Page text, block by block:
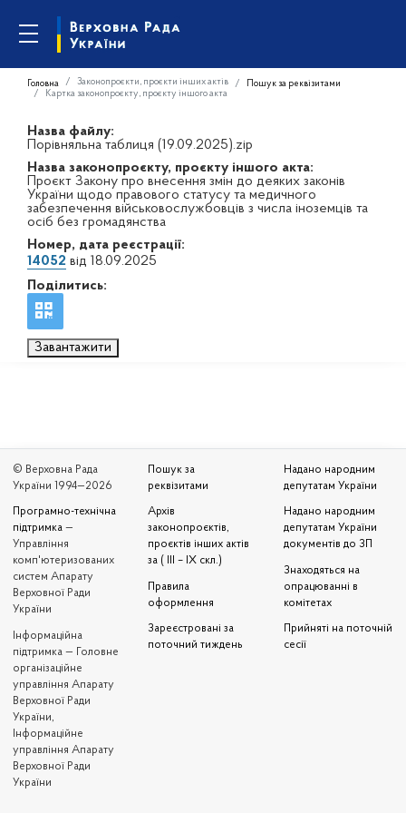
Головна Законопроєкти, проєкти інших актів
Пошук за реквізитами
Картка законопроєкту, проєкту іншого акта
Назва файлу:
Порівняльна таблиця (19.09.2025).zip
Назва законопроєкту, проєкту іншого акта:
Проєкт Закону про внесення змін до деяких законів
України щодо правового статусу та медичного
забезпечення військовослужбовців з числа іноземців та
осіб без громадянства
Номер, дата реєстрації:
14052 від 18.09.2025
Поділитись:
Завантажити
© Верховна Рада
України 1994—2026
Програмно-технічна
підтримка —
Управління
комп'ютеризованих
систем Апарату
Верховної Ради
України
Iнформаційна
підтримка — Головне
організаційне
управління Апарату
Верховної Ради
України,
Інформаційне
управління Апарату
Верховної Ради
України
Пошук за
реквізитами
Архів
законопроєктів,
проєктів інших актів
за ( III – IX скл.)
Правила
оформлення
Зареєстровані за
поточний тиждень
Надано народним
депутатам України
Надано народним
депутатам України
документів до ЗП
Знаходяться на
опрацюванні в
комітетах
Прийняті на поточній
сесії